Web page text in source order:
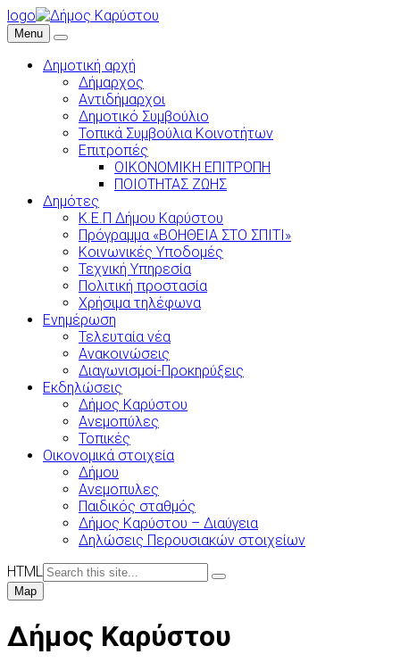
logo
Menu
Δημοτική αρχή
Δήμαρχος
Αντιδήμαρχοι
Δημοτικό Συμβούλιο
Τοπικά Συμβούλια Κοινοτήτων
Επιτροπές
ΟΙΚΟΝΟΜΙΚΗ ΕΠΙΤΡΟΠΗ
ΠΟΙΟΤΗΤΑΣ ΖΩΗΣ
Δημότες
Κ.Ε.Π Δήμου Καρύστου
Πρόγραμμα «ΒΟΗΘΕΙΑ ΣΤΟ ΣΠΙΤΙ»
Κοινωνικές Υποδομές
Τεχνική Υπηρεσία
Πολιτική προστασία
Χρήσιμα τηλέφωνα
Ενημέρωση
Τελευταία νέα
Ανακοινώσεις
Διαγωνισμοί-Προκηρύξεις
Εκδηλώσεις
Δήμος Καρύστου
Ανεμοπύλες
Τοπικές
Οικονομικά στοιχεία
Δήμου
Ανεμοπυλες
Παιδικός σταθμός
Δήμος Καρύστου – Διαύγεια
Δηλώσεις Περουσιακών στοιχείων
HTML
Map
Δήμος Καρύστου